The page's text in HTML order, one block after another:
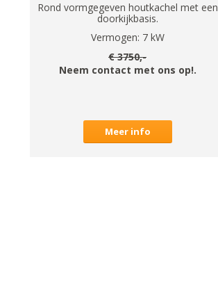
Rond vormgegeven houtkachel met een
doorkijkbasis.
Vermogen: 7kW
€3750,-
Neem contact met ons op!.
Meer info